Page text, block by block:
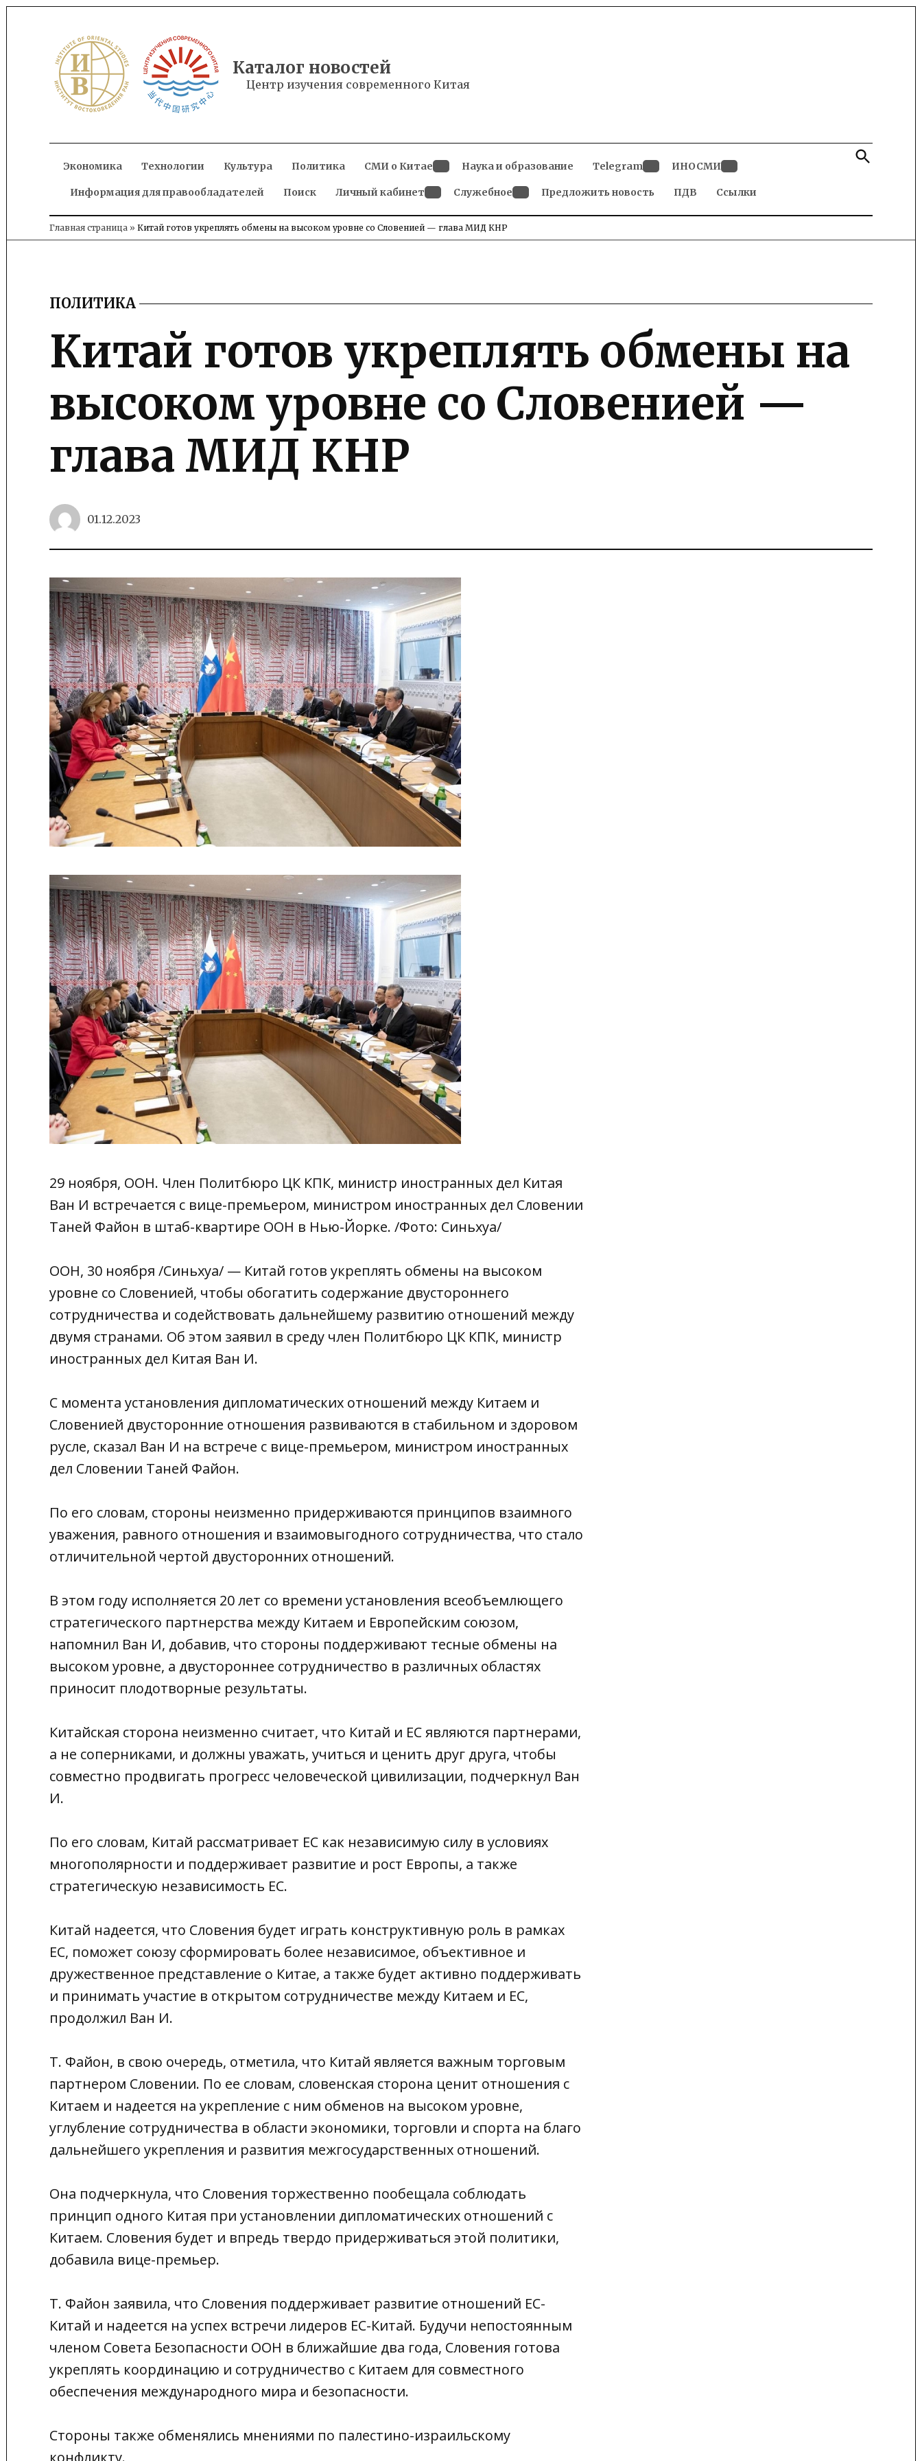
content
Каталог новостей
Центр изучения современного Китая
Экономика Технологии Культура Политика СМИ о Китае
dropdown
menu
Наука и образование Telegram
dropdown
ИНОСМИ
dropdown
Информация для правообладателей Поиск Личный кабинет
dropdown
menu
Служебное
dropdown
Предложить новость ПДВ Ссылки
Open
Search
Главная страница » Китай готов укреплять обмены на высоком уровне со Словенией — глава МИД КНР
POSTED
ПОЛИТИКА
Китай готов укреплять обмены на
высоком уровне со Словенией —
глава МИД КНР
01.12.2023
29 ноября, ООН. Член Политбюро ЦК КПК, министр иностранных дел Китая
Ван И встречается с вице-премьером, министром иностранных дел Словении
Таней Файон в штаб-квартире ООН в Нью-Йорке. /Фото: Синьхуа/
ООН, 30 ноября /Синьхуа/ — Китай готов укреплять обмены на высоком
уровне со Словенией, чтобы обогатить содержание двустороннего
сотрудничества и содействовать дальнейшему развитию отношений между
двумя странами. Об этом заявил в среду член Политбюро ЦК КПК, министр
иностранных дел Китая Ван И.
С момента установления дипломатических отношений между Китаем и
Словенией двусторонние отношения развиваются в стабильном и здоровом
русле, сказал Ван И на встрече с вице-премьером, министром иностранных
дел Словении Таней Файон.
По его словам, стороны неизменно придерживаются принципов взаимного
уважения, равного отношения и взаимовыгодного сотрудничества, что стало
отличительной чертой двусторонних отношений.
В этом году исполняется 20 лет со времени установления всеобъемлющего
стратегического партнерства между Китаем и Европейским союзом,
напомнил Ван И, добавив, что стороны поддерживают тесные обмены на
высоком уровне, а двустороннее сотрудничество в различных областях
приносит плодотворные результаты.
Китайская сторона неизменно считает, что Китай и ЕС являются партнерами,
а не соперниками, и должны уважать, учиться и ценить друг друга, чтобы
совместно продвигать прогресс человеческой цивилизации, подчеркнул Ван
И.
По его словам, Китай рассматривает ЕС как независимую силу в условиях
многополярности и поддерживает развитие и рост Европы, а также
стратегическую независимость ЕС.
Китай надеется, что Словения будет играть конструктивную роль в рамках
ЕС, поможет союзу сформировать более независимое, объективное и
дружественное представление о Китае, а также будет активно поддерживать
и принимать участие в открытом сотрудничестве между Китаем и ЕС,
продолжил Ван И.
Т. Файон, в свою очередь, отметила, что Китай является важным торговым
партнером Словении. По ее словам, словенская сторона ценит отношения с
Китаем и надеется на укрепление с ним обменов на высоком уровне,
углубление сотрудничества в области экономики, торговли и спорта на благо
дальнейшего укрепления и развития межгосударственных отношений.
Она подчеркнула, что Словения торжественно пообещала соблюдать
принцип одного Китая при установлении дипломатических отношений с
Китаем. Словения будет и впредь твердо придерживаться этой политики,
добавила вице-премьер.
Т. Файон заявила, что Словения поддерживает развитие отношений ЕС-
Китай и надеется на успех встречи лидеров ЕС-Китай. Будучи непостоянным
членом Совета Безопасности ООН в ближайшие два года, Словения готова
укреплять координацию и сотрудничество с Китаем для совместного
обеспечения международного мира и безопасности.
Стороны также обменялись мнениями по палестино-израильскому
конфликту.